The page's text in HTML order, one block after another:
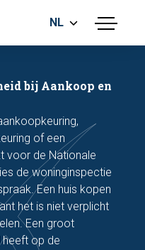
menu
NL
bij Aankoop en
of een
voor de Nationale
de woninginspectie
Een huis kopen
het is niet verplicht
Een groot
op de